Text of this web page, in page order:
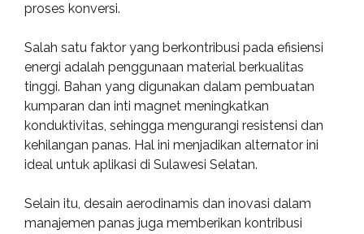
proses konversi.
Salah satu faktor yang berkontribusi pada efisiensi
energi adalah penggunaan material berkualitas
tinggi. Bahan yang digunakan dalam pembuatan
kumparan dan inti magnet meningkatkan
konduktivitas, sehingga mengurangi resistensi dan
kehilangan panas. Hal ini menjadikan alternator ini
ideal untuk aplikasi di Sulawesi Selatan.
Selain itu, desain aerodinamis dan inovasi dalam
manajemen panas juga memberikan kontribusi